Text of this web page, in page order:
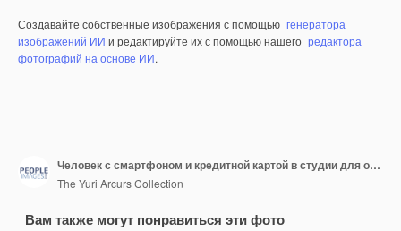
Создавайте собственные изображения с помощью генератора
изображений ИИ и редактируйте их с помощью нашего редактора
фотографий на основе ИИ.
Человек с смартфоном и кредитной картой в студии для онлайн-покупок, платежей и цифровых счетов на белом фоне. Мобильный банковский пароль и код для продаж приложений электронной коммерции или финансовых сбережений.
The Yuri Arcurs Collection
Вам также могут понравиться эти фото